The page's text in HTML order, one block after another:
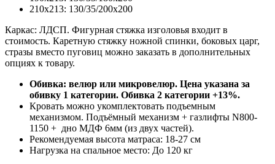
210х213: 130/35/200х200
Каркас: ЛДСП. Фигурная стяжка изголовья входит в
стоимость. Каретную стяжку ножной спинки, боковых царг,
стразы вместо пуговиц можно заказать в дополнительных
опциях к товару.
Обивка: велюр или микровелюр. Цена указана за
обивку 1 категории. Обивка 2 категории +13%.
Кровать можно укомплектовать подъемным
механизмом. Подъёмный механизм + газлифты N800-
1150 + дно МДФ 6мм (из двух частей).
Рекомендуемая высота матраса: 18-27 см
Нагрузка на спальное место: До 120 кг